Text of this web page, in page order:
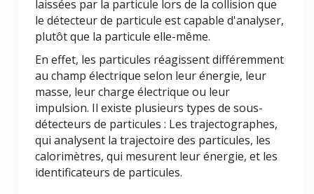
laissées par la particule lors de la collision que
le détecteur de particule est capable d'analyser,
plutôt que la particule elle-même.
En effet, les particules réagissent différemment
au champ électrique selon leur énergie, leur
masse, leur charge électrique ou leur
impulsion. Il existe plusieurs types de sous-
détecteurs de particules : Les trajectographes,
qui analysent la trajectoire des particules, les
calorimètres, qui mesurent leur énergie, et les
identificateurs de particules.